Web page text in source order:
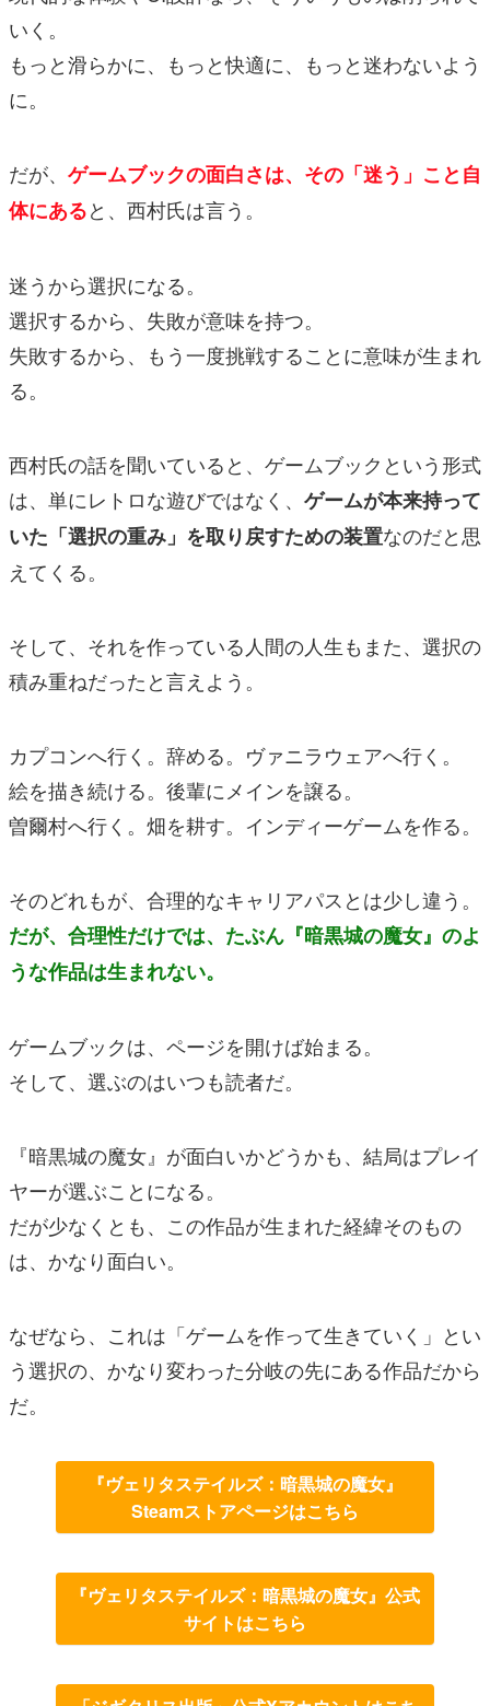
いく。
もっと滑らかに、もっと快適に、もっと迷わないよう
に。
だが、 ゲームブックの面白さは、その「迷う」こと自
体にあると、西村氏は言う。
迷うから選択になる。
選択するから、失敗が意味を持つ。
失敗するから、もう一度挑戦することに意味が生まれ
る。
西村氏の話を聞いていると、ゲームブックという形式
は、単にレトロな遊びではなく、 ゲームが本来持って
いた「選択の重み」を取り戻すための装置なのだと思
えてくる。
そして、それを作っている人間の人生もまた、選択の
積み重ねだったと言えよう。
カプコンへ行く。辞める。ヴァニラウェアへ行く。
絵を描き続ける。後輩にメインを譲る。
曽爾村へ行く。畑を耕す。インディーゲームを作る。
そのどれもが、合理的なキャリアパスとは少し違う。
だが、合理性だけでは、たぶん『暗黒城の魔女』のよ
うな作品は生まれない。
ゲームブックは、ページを開けば始まる。
そして、選ぶのはいつも読者だ。
『暗黒城の魔女』が面白いかどうかも、結局はプレイ
ヤーが選ぶことになる。
だが少なくとも、この作品が生まれた経緯そのもの
は、かなり面白い。
なぜなら、これは「ゲームを作って生きていく」とい
う選択の、かなり変わった分岐の先にある作品だから
だ。
『ヴェリタステイルズ：暗黒城の魔女』
Steamストアページはこちら
『ヴェリタステイルズ：暗黒城の魔女』公式
サイトはこちら